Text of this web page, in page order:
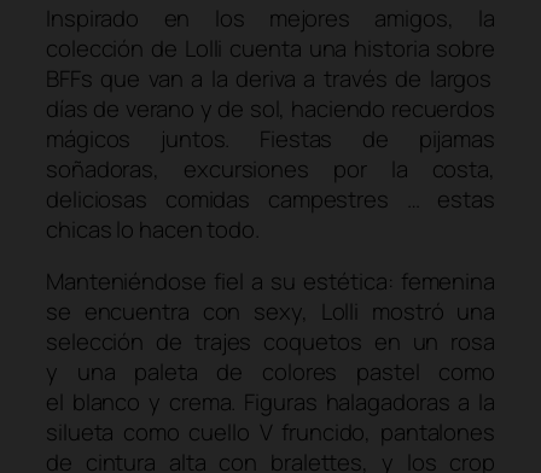
Inspirado en los mejores amigos, la
colección de Lolli cuenta una historia sobre
BFFs que van a la deriva a través de largos
días de verano y de sol, haciendo recuerdos
mágicos juntos. Fiestas de pijamas
soñadoras, excursiones por la costa,
deliciosas comidas campestres … estas
chicas lo hacen todo.
Manteniéndose fiel a su estética: femenina
se encuentra con sexy, Lolli mostró una
selección de trajes coquetos en un rosa
y una paleta de colores pastel como
el blanco y crema. Figuras halagadoras a la
silueta como cuello V fruncido, pantalones
de cintura alta con bralettes, y los crop